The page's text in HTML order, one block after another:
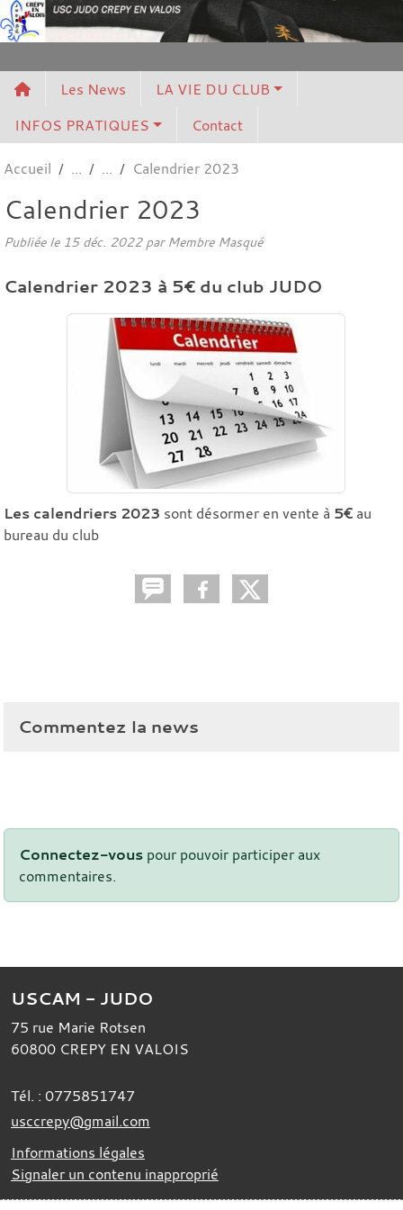
Les News
LA VIE DU CLUB
INFOS PRATIQUES
Contact
Accueil Calendrier 2023
Calendrier 2023
Publiée le 15 déc. 2022par Membre Masqué
Calendrier 2023 à 5€ du club JUDO
Les calendriers 2023 sont désormer en vente à 5€ au
bureau du club
Commentez la news
Connectez-vous pour pouvoir participer aux
commentaires.
USCAM - JUDO
75 rue Marie Rotsen
60800 CREPY EN VALOIS
Tél. : 0775851747
usccrepy@gmail.com
Informations légales
Signaler un contenu inapproprié
Panneau de gestion des cookies